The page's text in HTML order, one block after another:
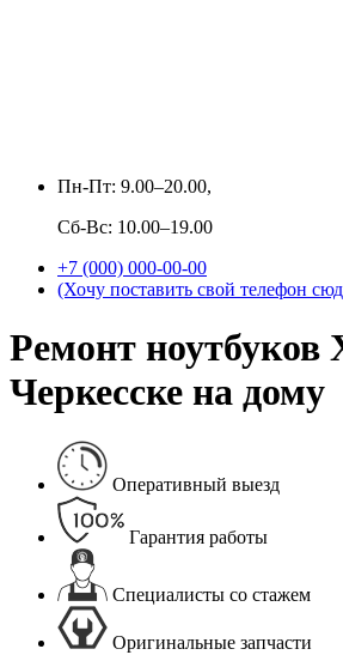
Пн-Пт: 9.00–20.00,
Сб-Вс: 10.00–19.00
+7 (000) 000-00-00
(Хочу поставить свой телефон
Ремонт
Черкесске на дому
Оперативный выезд
Гарантия работы
Специалисты со стажем
Оригинальные запчасти